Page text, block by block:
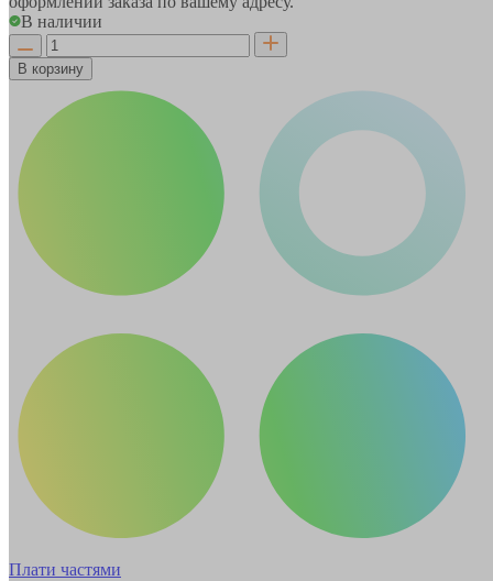
В наличии
В корзину
Плати частями